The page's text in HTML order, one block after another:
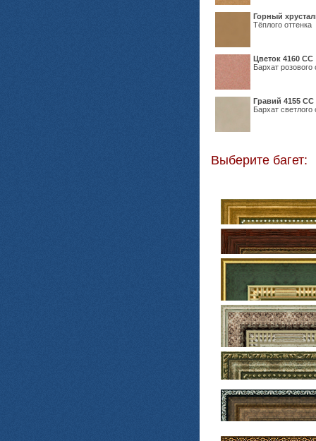
Горный
Тёплого оттенка
Цветок 4160 СС
Бархат розового
Гравий 4155 СС
Бархат светлого
Выберите багет: